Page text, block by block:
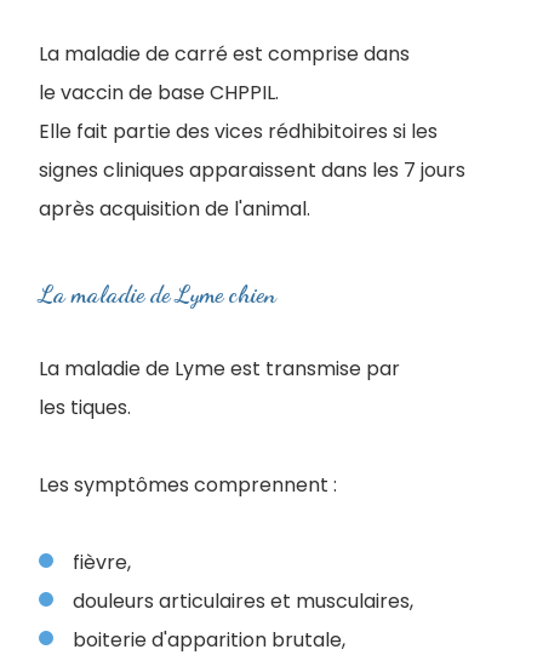
La maladie de carré est comprise dans
le vaccin de base CHPPIL.
Elle fait partie des vices rédhibitoires si les
signes cliniques apparaissent dans les 7 jours
après acquisition de l'animal.
La maladie de Lyme chien
La maladie de Lyme est transmise par
les tiques.
Les symptômes comprennent :
fièvre,
douleurs articulaires et musculaires,
boiterie d'apparition brutale,